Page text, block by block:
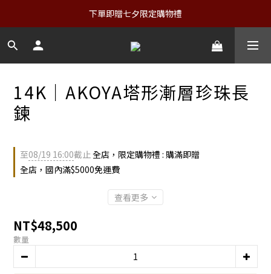
下單即贈七夕限定購物禮
14K｜AKOYA塔形漸層珍珠長
鍊
至08/19 16:00截止全店，限定購物禮 : 購滿即贈
全店，國內滿$5000免運費
查看更多
NT$48,500
數量